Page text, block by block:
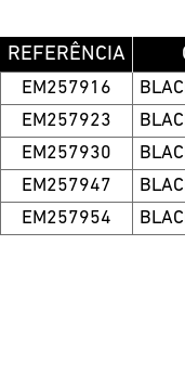
REFERÊNCIA
EM257916
EM257923
EM257930
EM257947
EM257954